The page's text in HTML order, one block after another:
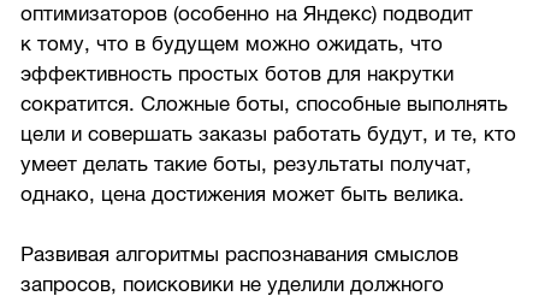
оптимизаторов (особенно на Яндекс) подводит
к тому, что в будущем можно ожидать, что
эффективность простых ботов для накрутки
сократится. Сложные боты, способные выполнять
цели и совершать заказы работать будут, и те, кто
умеет делать такие боты, результаты получат,
однако, цена достижения может быть велика.
Развивая алгоритмы распознавания смыслов
запросов, поисковики не уделили должного